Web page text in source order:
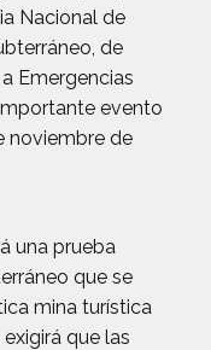
Nacional de
de
Emergencias
evento
noviembre de
una prueba
que se
mina turística
que las